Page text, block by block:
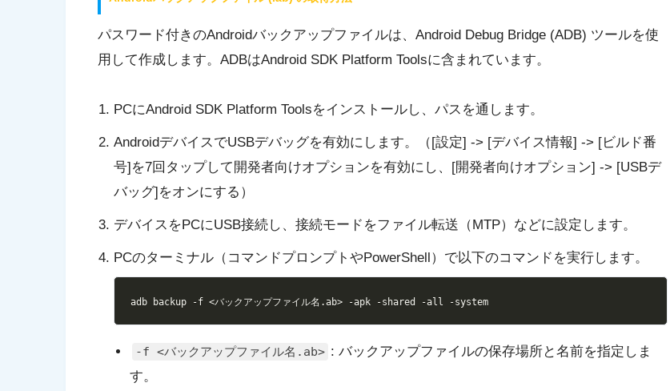
パスワード付きのAndroidバックアップファイルは、Android Debug Bridge (ADB) ツールを使
用して作成します。ADBはAndroid SDK Platform Toolsに含まれています。
PCにAndroid SDK Platform Toolsをインストールし、パスを通します。
AndroidデバイスでUSBデバッグを有効にします。（[設定] -> [デバイス情報] -> [ビルド番
号]を7回タップして開発者向けオプションを有効にし、[開発者向けオプション] -> [USBデ
バッグ]をオンにする）
デバイスをPCにUSB接続し、接続モードをファイル転送（MTP）などに設定します。
PCのターミナル（コマンドプロンプトやPowerShell）で以下のコマンドを実行します。
adb backup -f <バックアップファイル名.ab> -apk -shared -all -system
-f <バックアップファイル名.ab> : バックアップファイルの保存場所と名前を指定しま
す。